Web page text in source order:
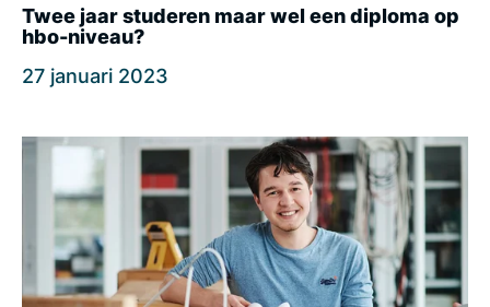
Twee jaar studeren maar wel een diploma op
hbo-niveau?
27 januari 2023